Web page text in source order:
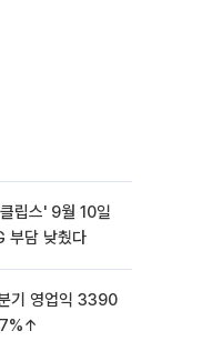
립스' 9월 10일
부담 낮췄다
기 영업익 3390